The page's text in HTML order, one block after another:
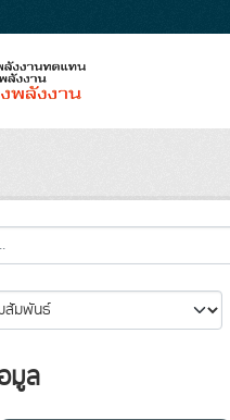
มูล